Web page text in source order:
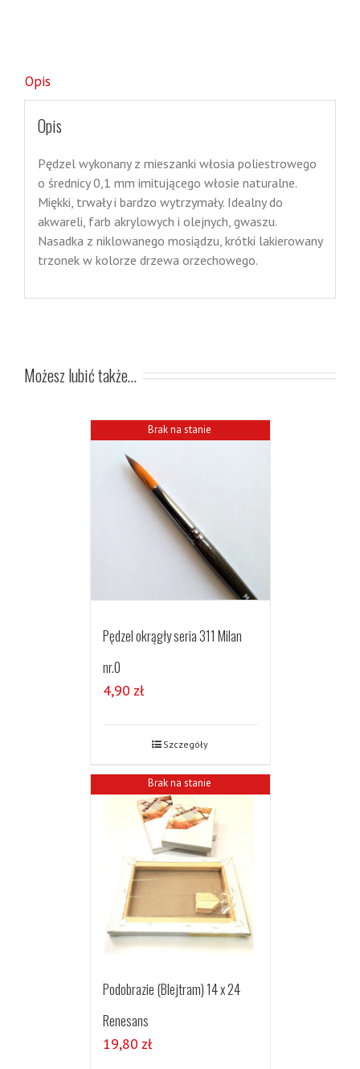
Opis
Opis
Pędzel wykonany z mieszanki włosia poliestrowego
o średnicy 0,1 mm imitującego włosie naturalne.
Miękki, trwały i bardzo wytrzymały. Idealny do
akwareli, farb akrylowych i olejnych, gwaszu.
Nasadka z niklowanego mosiądzu, krótki lakierowany
trzonek w kolorze drzewa orzechowego.
Możesz lubić także…
Brak na stanie
Pędzel okrągły seria 311 Milan
nr.0
4,90 zł
Szczegóły
Brak na stanie
Podobrazie (Blejtram) 14 x 24
Renesans
19,80 zł